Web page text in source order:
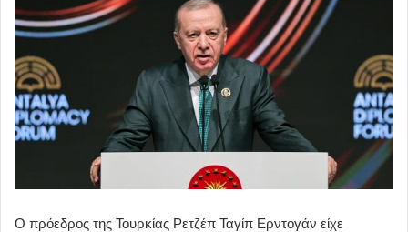
Ο πρόεδρος της Τουρκίας Ρετζέπ Ταγίπ Ερντογάν είχε